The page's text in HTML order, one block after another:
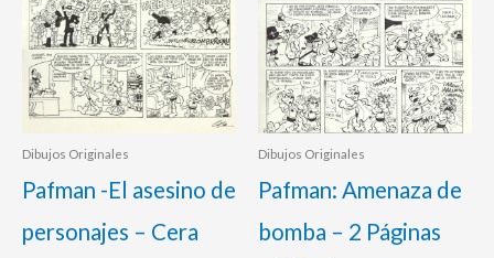
Dibujos Originales
Pafman -El asesino de
personajes – Cera
Dibujos Originales
Pafman: Amenaza de
bomba – 2 Páginas